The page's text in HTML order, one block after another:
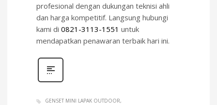
profesional dengan dukungan teknisi ahli
dan harga kompetitif. Langsung hubungi
kami di 0821-3113-1551 untuk
mendapatkan penawaran terbaik hari ini.
GENSET MINI LAPAK OUTDOOR